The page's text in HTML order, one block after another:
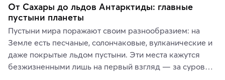
От Сахары до льдов Антарктиды: главные
пустыни планеты
Пустыни мира поражают своим разнообразием: на
Земле есть песчаные, солончаковые, вулканические и
даже покрытые льдом пустыни. Эти места кажутся
безжизненными лишь на первый взгляд — за суровой